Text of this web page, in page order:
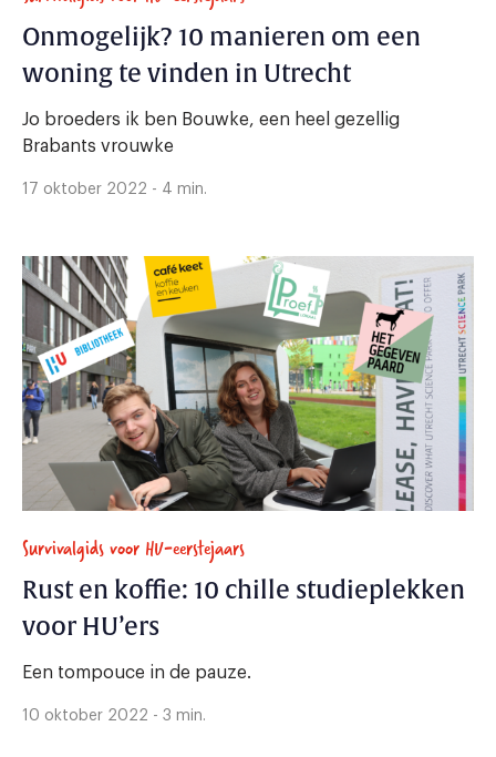
Onmogelijk? 10 manieren om een
woning te vinden in Utrecht
Jo broeders ik ben Bouwke, een heel gezellig
Brabants vrouwke
17 oktober 2022 - 4 min.
Survivalgids voor HU-eerstejaars
Rust en koffie: 10 chille studieplekken
voor HU’ers
Een tompouce in de pauze.
10 oktober 2022 - 3 min.